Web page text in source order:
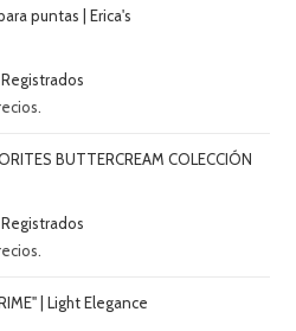
puntas | Erica's
BUTTERCREAM COLECCIÓN
| Light Elegance